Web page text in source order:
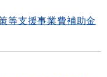
等支援事業費補助金